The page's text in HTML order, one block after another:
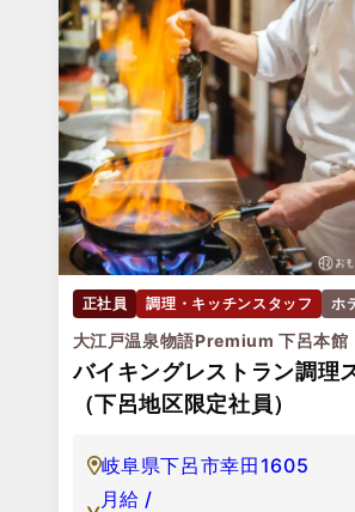
正社員 調理・キッチンスタッフ ホ
大江戸温泉物語Premium 下呂本館
バイキングレストラン調理
（下呂地区限定社員）
岐阜県下呂市幸田1605
月給 /